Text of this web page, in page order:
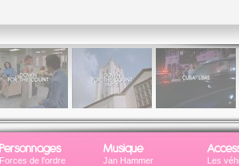
Personnages
Forces de l'ordre
Musique
Jan Hammer
Les